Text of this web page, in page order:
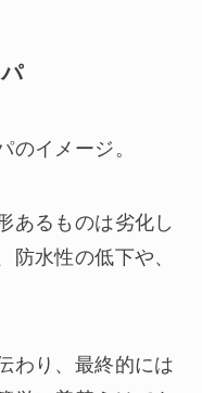
のイメージ。
あるものは劣化し
防水性の低下や、
わり、最終的には